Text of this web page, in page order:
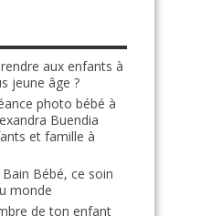
aux enfants à
jeune âge ?
photo bébé à
Buendia
et famille à
Bébé, ce soin
monde
de ton enfant